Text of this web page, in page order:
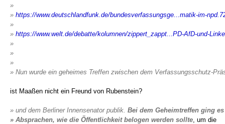
»
» https://www.deutschlandfunk.de/bundesverfassungsge...matik-im-
»
» https://www.welt.de/debatte/kolumnen/zippert_zappt...PD-AfD-und-
»
»
»
» Nun wurde ein geheimes Treffen zwischen dem Verfassungsschutz-
ist Maaßen nicht ein Freund von Rubenstein?
» und dem Berliner Innensenator publik. Bei dem Geheimtreffen ging
» Absprachen, wie die Öffentlichkeit belogen werden sollte, um die